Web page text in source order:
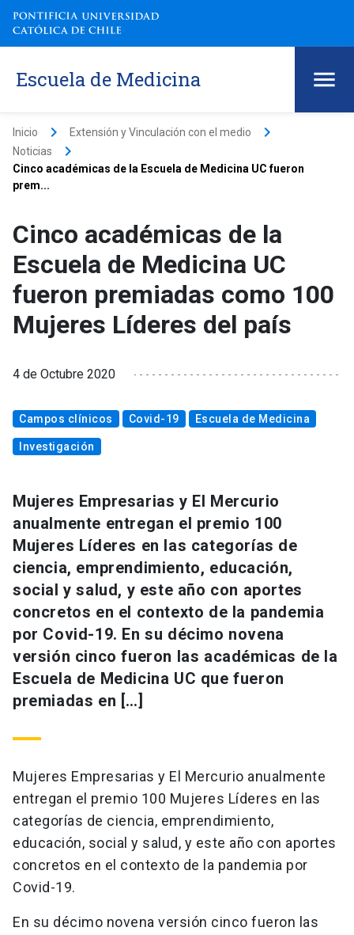
Escuela de Medicina
Inicio keyboard_arrow_right Extensión y Vinculación con el medio keyboard_arrow_right
Noticias keyboard_arrow_right
Cinco académicas de la Escuela de Medicina UC fueron
prem...
Cinco académicas de la
Escuela de Medicina UC
fueron premiadas como 100
Mujeres Líderes del país
4 de Octubre 2020
Campos clínicos Covid-19 Escuela de Medicina
Investigación
Mujeres Empresarias y El Mercurio
anualmente entregan el premio 100
Mujeres Líderes en las categorías de
ciencia, emprendimiento, educación,
social y salud, y este año con aportes
concretos en el contexto de la pandemia
por Covid-19. En su décimo novena
versión cinco fueron las académicas de la
Escuela de Medicina UC que fueron
premiadas en […]
Mujeres Empresarias y El Mercurio anualmente
entregan el premio 100 Mujeres Líderes en las
categorías de ciencia, emprendimiento,
educación, social y salud, y este año con aportes
concretos en el contexto de la pandemia por
Covid-19.
En su décimo novena versión cinco fueron las